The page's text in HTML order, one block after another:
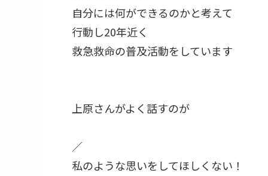
自分には何ができるのかと考えて⁡
行動し20年近く⁡
救急救命の普及活動をしています⁡
上原さんがよく話すのが⁡
／⁡
私のような思いをしてほしくない！⁡